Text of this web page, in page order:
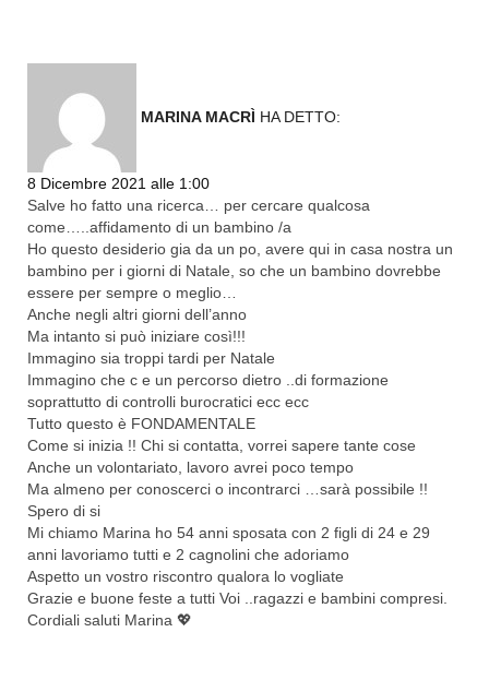
MARINA MACRÌ HA DETTO:
8 Dicembre 2021 alle 1:00
Salve ho fatto una ricerca… per cercare qualcosa
come…..affidamento di un bambino /a
Ho questo desiderio gia da un po, avere qui in casa nostra un
bambino per i giorni di Natale, so che un bambino dovrebbe
essere per sempre o meglio…
Anche negli altri giorni dell’anno
Ma intanto si può iniziare così!!!
Immagino sia troppi tardi per Natale
Immagino che c e un percorso dietro ..di formazione
soprattutto di controlli burocratici ecc ecc
Tutto questo è FONDAMENTALE
Come si inizia !! Chi si contatta, vorrei sapere tante cose
Anche un volontariato, lavoro avrei poco tempo
Ma almeno per conoscerci o incontrarci …sarà possibile !!
Spero di si
Mi chiamo Marina ho 54 anni sposata con 2 figli di 24 e 29
anni lavoriamo tutti e 2 cagnolini che adoriamo
Aspetto un vostro riscontro qualora lo vogliate
Grazie e buone feste a tutti Voi ..ragazzi e bambini compresi.
Cordiali saluti Marina 💖